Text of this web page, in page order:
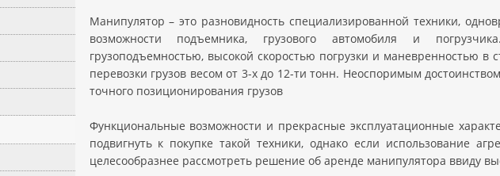
Манипулятор – это разновидность специализированной техники,
возможности подъемника, грузового автомобиля и
грузоподъемностью, высокой скоростью погрузки и маневренностью в
перевозки грузов весом от 3-х до 12-ти тонн. Неоспоримым
точного позиционирования грузов
Функциональные возможности и прекрасные эксплуатационные
подвигнуть к покупке такой техники, однако если использование
целесообразнее рассмотреть решение об аренде манипулятора ввиду